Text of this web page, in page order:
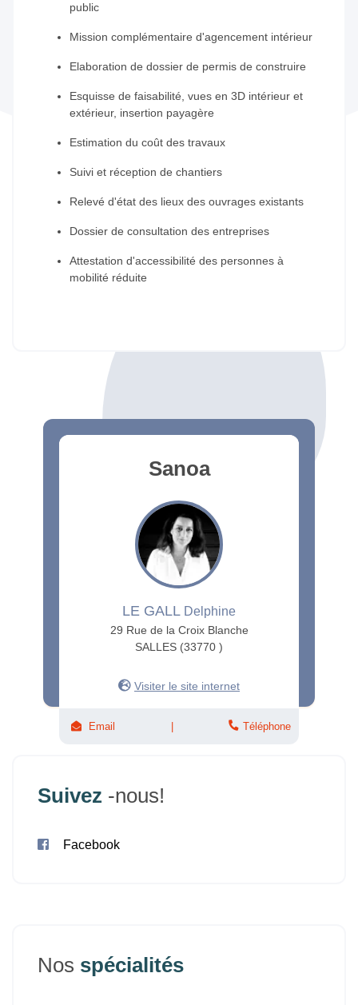
public
Mission complémentaire d'agencement intérieur
Elaboration de dossier de permis de construire
Esquisse de faisabilité, vues en 3D intérieur et
extérieur, insertion payagère
Estimation du coût des travaux
Suivi et réception de chantiers
Relevé d'état des lieux des ouvrages existants
Dossier de consultation des entreprises
Attestation d'accessibilité des personnes à
mobilité réduite
Sanoa
LE GALL Delphine
29 Rue de la Croix Blanche
SALLES (33770 )
Visiter le site internet
Email Téléphone
Suivez -nous!
Facebook
Nos spécialités